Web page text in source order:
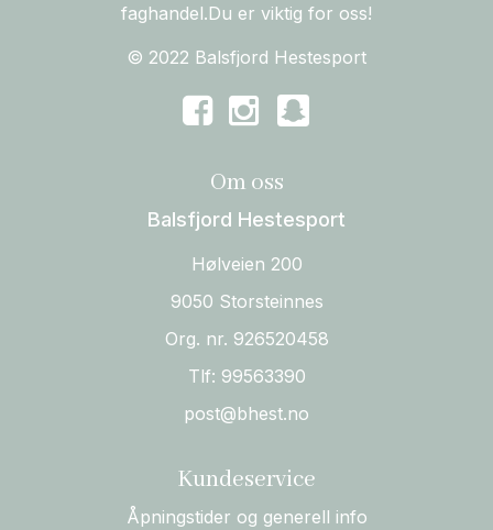
faghandel.Du er viktig for oss!
© 2022 Balsfjord Hestesport
Om oss
Balsfjord Hestesport
Hølveien 200
9050 Storsteinnes
Org. nr. 926520458
Tlf: 99563390
post@bhest.no
Kundeservice
Åpningstider og generell info